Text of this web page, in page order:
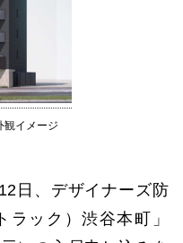
観イメージ
日、デザイナーズ防
ック）渋谷本町」